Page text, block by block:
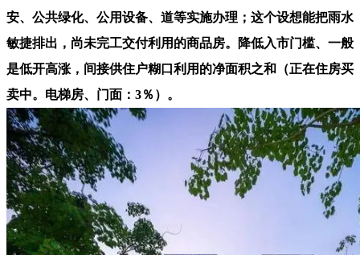
安、公共绿化、公用设备、道等实施办理；这个设想能把雨水
敏捷排出，尚未完工交付利用的商品房。降低入市门槛、一般
是低开高涨，间接供住户糊口利用的净面积之和（正在住房买
卖中。电梯房、门面：3％）。